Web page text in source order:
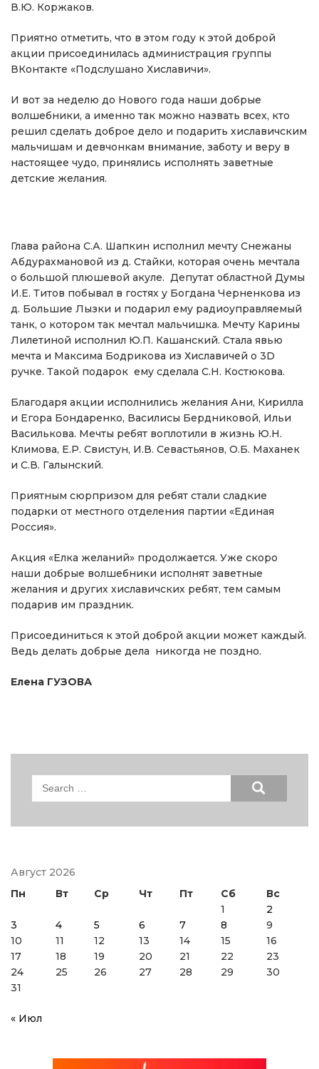
В.Ю. Коржаков.
Приятно отметить, что в этом году к этой доброй
акции присоединилась администрация группы
ВКонтакте «Подслушано Хиславичи».
И вот за неделю до Нового года наши добрые
волшебники, а именно так можно назвать всех, кто
решил сделать доброе дело и подарить хиславичским
мальчишам и девчонкам внимание, заботу и веру в
настоящее чудо, принялись исполнять заветные
детские желания.
Глава района С.А. Шапкин исполнил мечту Снежаны
Абдурахмановой из д. Стайки, которая очень мечтала
о большой плюшевой акуле. Депутат областной Думы
И.Е. Титов побывал в гостях у Богдана Черненкова из
д. Большие Лызки и подарил ему радиоуправляемый
танк, о котором так мечтал мальчишка. Мечту Карины
Лилетиной исполнил Ю.П. Кашанский. Стала явью
мечта и Максима Бодрикова из Хиславичей о 3D
ручке. Такой подарок ему сделала С.Н. Костюкова.
Благодаря акции исполнились желания Ани, Кирилла
и Егора Бондаренко, Василисы Бердниковой, Ильи
Василькова. Мечты ребят воплотили в жизнь Ю.Н.
Климова, Е.Р. Свистун, И.В. Севастьянов, О.Б. Маханек
и С.В. Галынский.
Приятным сюрпризом для ребят стали сладкие
подарки от местного отделения партии «Единая
Россия».
Акция «Елка желаний» продолжается. Уже скоро
наши добрые волшебники исполнят заветные
желания и других хиславичских ребят, тем самым
подарив им праздник.
Присоединиться к этой доброй акции может каждый.
Ведь делать добрые дела никогда не поздно.
Елена ГУЗОВА
Search
Август 2026
Пн
Вт Ср Чт Пт Сб
Вс
1
2
3
4 5 6 7 8
9
10
11 12 13 14 15
16
17
18 19 20 21 22
23
24
25 26 27 28 29
30
31
« Июл